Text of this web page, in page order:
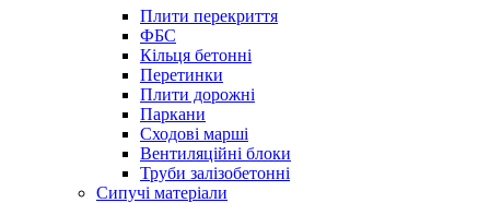
Плити перекриття
ФБС
Кільця бетонні
Перетинки
Плити дорожні
Паркани
Сходові марші
Вентиляційні блоки
Труби залізобетонні
Сипучі матеріали